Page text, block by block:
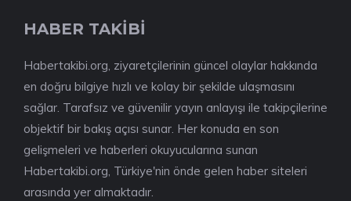
HABER TAKİBİ
Habertakibi.org, ziyaretçilerinin güncel olaylar hakkında
en doğru bilgiye hızlı ve kolay bir şekilde ulaşmasını
sağlar. Tarafsız ve güvenilir yayın anlayışı ile takipçilerine
objektif bir bakış açısı sunar. Her konuda en son
gelişmeleri ve haberleri okuyucularına sunan
Habertakibi.org, Türkiye'nin önde gelen haber siteleri
arasında yer almaktadır.